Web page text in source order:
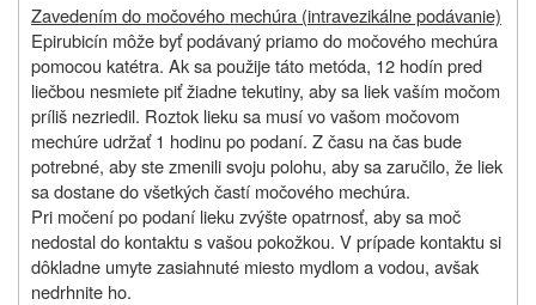
Zavedením do močového mechúra (intravezikálne podávanie)
Epirubicín môže byť podávaný priamo do močového mechúra
pomocou katétra. Ak sa použije táto metóda, 12 hodín pred
liečbou nesmiete piť žiadne tekutiny, aby sa liek vaším močom
príliš nezriedil. Roztok lieku sa musí vo vašom močovom
mechúre udržať 1 hodinu po podaní. Z času na čas bude
potrebné, aby ste zmenili svoju polohu, aby sa zaručilo, že liek
sa dostane do všetkých častí močového mechúra.
Pri močení po podaní lieku zvýšte opatrnosť, aby sa moč
nedostal do kontaktu s vašou pokožkou. V prípade kontaktu si
dôkladne umyte zasiahnuté miesto mydlom a vodou, avšak
nedrhnite ho.